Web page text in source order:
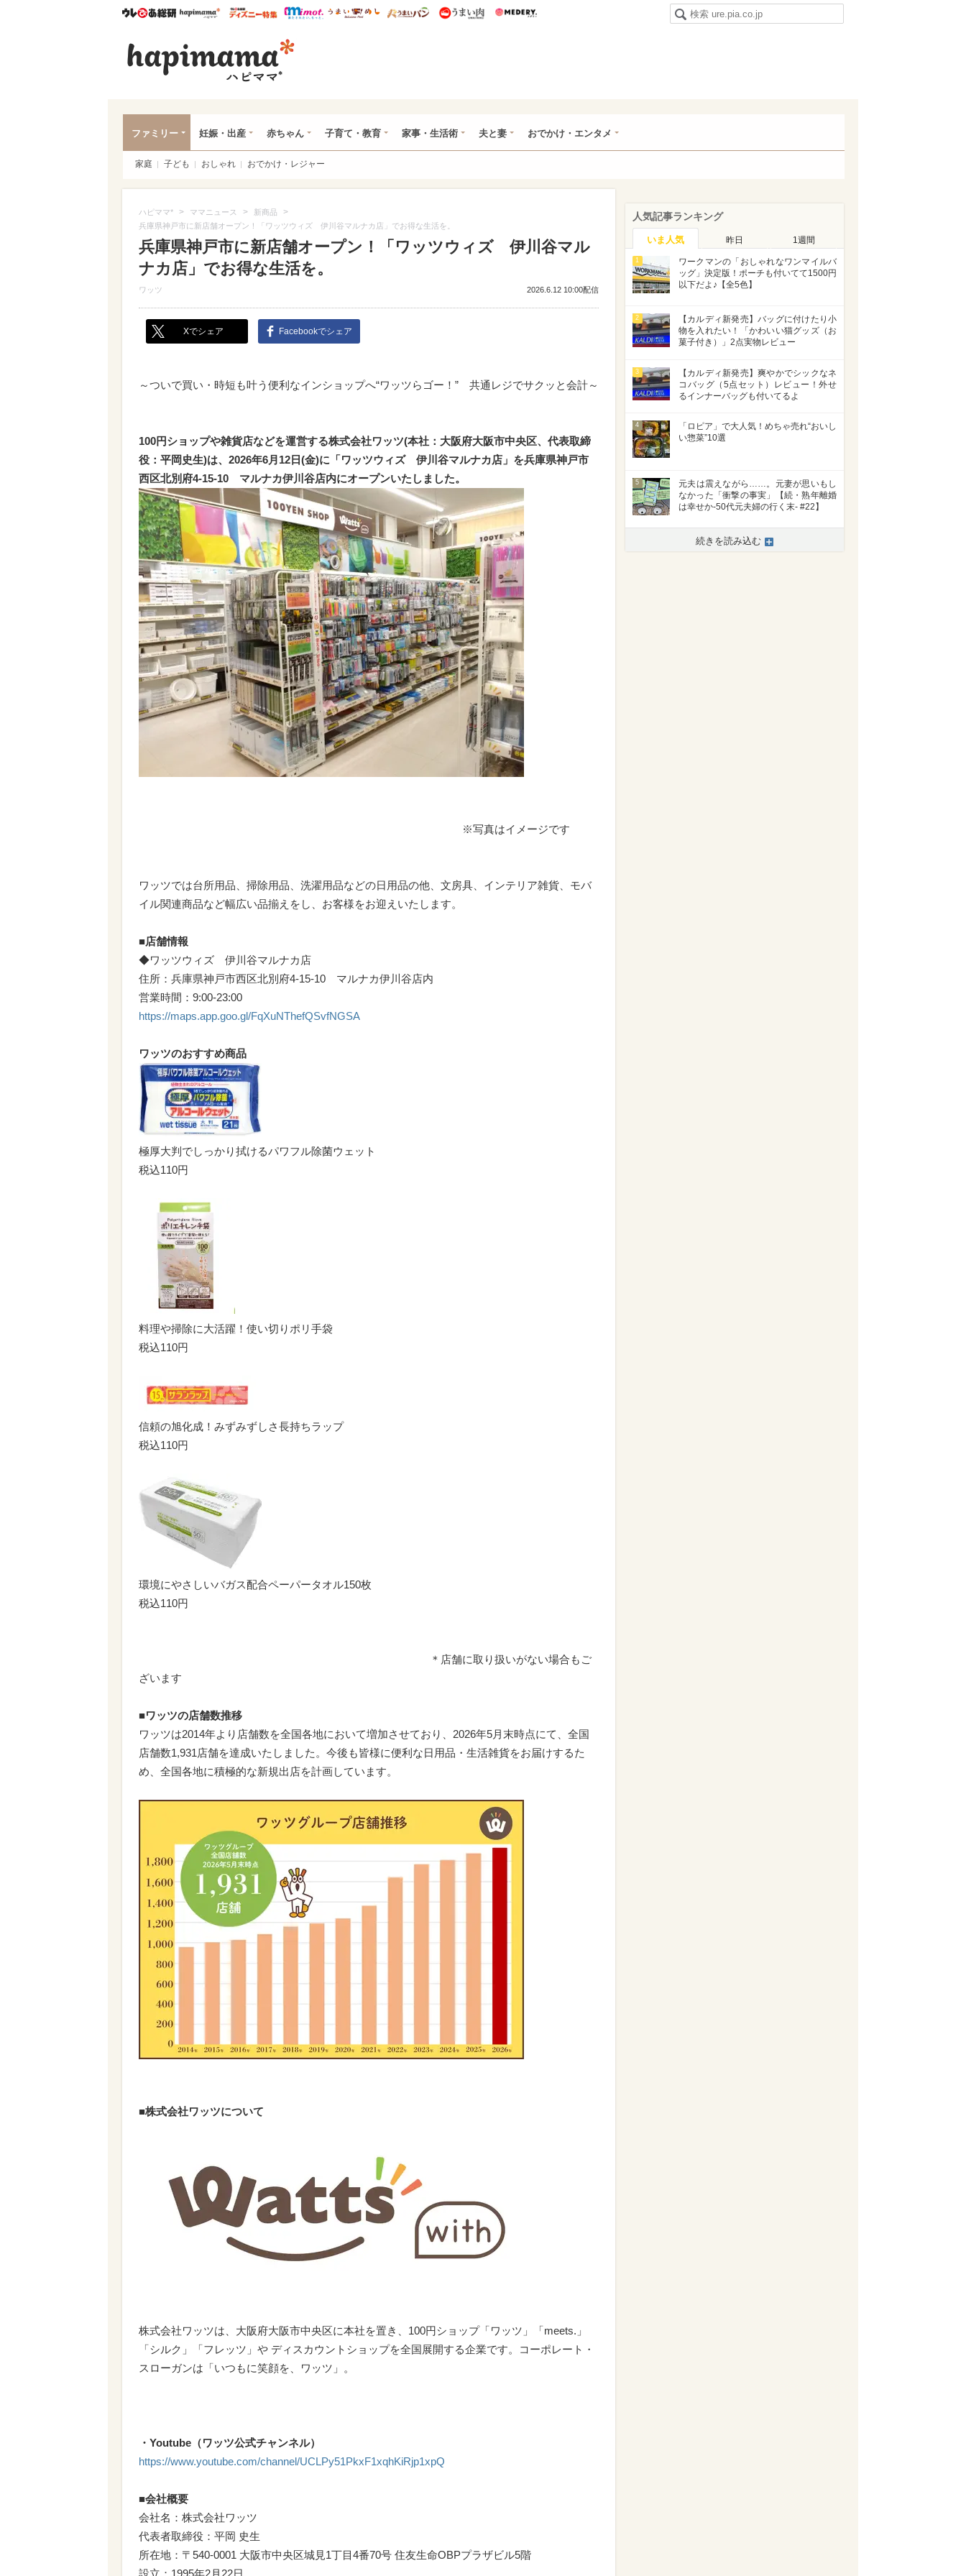
ウレぴあ総研ハピママ* ウレぴあ総研 ディズニー特集
mimot. うまいめし うまいパン うまい肉
ファミリー 妊娠・出産 赤ちゃん 子育て・教育 家事・生活術 夫と妻 おでかけ・エンタメ
家庭 子ども おしゃれ おでかけ・レジャー
ハピママ* > ママニュース > 新商品 >
兵庫県神戸市に新店舗オープン！「ワッツウィズ 伊川谷マルナカ店」でお得な生活を。
兵庫県神戸市に新店舗オープン！「ワッツウィズ 伊川谷マル
ナカ店」でお得な生活を。
ワッツ 2026.6.12 10:00配信
Xでシェア Facebookでシェア
～ついで買い・時短も叶う便利なインショップへ“ワッツらゴー！” 共通レジでサクッと会計～
100円ショップや雑貨店などを運営する株式会社ワッツ(本社：大阪府大阪市中央区、代表取締
役：平岡史生)は、2026年6月12日(金)に「ワッツウィズ 伊川谷マルナカ店」を兵庫県神戸市
西区北別府4-15-10 マルナカ伊川谷店内にオープンいたしました。
※写真はイメージです
ワッツでは台所用品、掃除用品、洗濯用品などの日用品の他、文房具、インテリア雑貨、モバ
イル関連商品など幅広い品揃えをし、お客様をお迎えいたします。
■店舗情報
◆ワッツウィズ 伊川谷マルナカ店
住所：兵庫県神戸市西区北別府4-15-10 マルナカ伊川谷店内
営業時間：9:00-23:00
https://maps.app.goo.gl/FqXuNThefQSvfNGSA
ワッツのおすすめ商品
極厚大判でしっかり拭けるパワフル除菌ウェット
税込110円
料理や掃除に大活躍！使い切りポリ手袋
税込110円
信頼の旭化成！みずみずしさ長持ちラップ
税込110円
環境にやさしいバガス配合ペーパータオル150枚
税込110円
＊店舗に取り扱いがない場合もご
ざいます
■ワッツの店舗数推移
ワッツは2014年より店舗数を全国各地において増加させており、2026年5月末時点にて、全国
店舗数1,931店舗を達成いたしました。今後も皆様に便利な日用品・生活雑貨をお届けするた
め、全国各地に積極的な新規出店を計画しています。
■株式会社ワッツについて
株式会社ワッツは、大阪府大阪市中央区に本社を置き、100円ショップ「ワッツ」「meets.」
「シルク」「フレッツ」や ディスカウントショップを全国展開する企業です。コーポレート・
スローガンは「いつもに笑顔を、ワッツ」。
・Youtube（ワッツ公式チャンネル）
https://www.youtube.com/channel/UCLPy51PkxF1xqhKiRjp1xpQ
■会社概要
会社名：株式会社ワッツ
代表者取締役：平岡 史生
所在地：〒540-0001 大阪市中央区城見1丁目4番70号 住友生命OBPプラザビル5階
設立：1995年2月22日
人気記事ランキング
いま人気 昨日 1週間
1
ワークマンの「おしゃれなワンマイルバ
ッグ」決定版！ポーチも付いてて1500円
以下だよ♪【全5色】
2
【カルディ新発売】バッグに付けたり小
物を入れたい！「かわいい猫グッズ（お
菓子付き）」2点実物レビュー
3
【カルディ新発売】爽やかでシックなネ
コバッグ（5点セット）レビュー！外せ
るインナーバッグも付いてるよ
4
「ロピア」で大人気！めちゃ売れ“おいし
い惣菜”10選
5
元夫は震えながら……。元妻が思いもし
なかった「衝撃の事実」【続・熟年離婚
は幸せか-50代元夫婦の行く末- #22】
続きを読み込む